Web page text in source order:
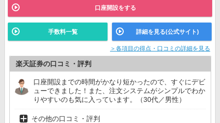
口座開設をする
手数料一覧 詳細を見る(公式サイト)
＞各項目の得点・口コミの詳細を見る
楽天証券の口コミ・評判
口座開設までの時間がかなり短かったので、すぐにデビ
ューできました！また、注文システムがシンプルでわか
りやすいのも気に入っています。（30代／男性）
その他の口コミ・評判